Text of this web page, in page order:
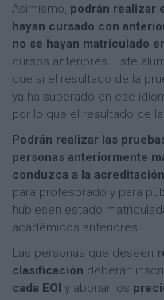
Asimismo, podrán realizar
hayan cursado con
no se hayan matriculado
cursos anteriores. Este
que si el resultado de la
ya ha superado en ese
por lo que el resultado de
Podrán realizar las
personas anteriormente
conduzca a la
para profesorado y para
hubiesen estado
académicos anteriores.
Las personas que deseen
clasificación deberán
cada EOI y abonar los